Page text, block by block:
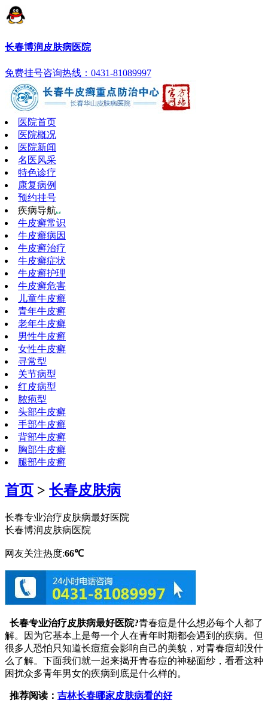
长春博润皮肤病医院
免费挂号咨询热线：0431-81089997
医院首页
医院概况
医院新闻
名医风采
特色诊疗
康复病例
预约挂号
疾病导航
牛皮癣常识
牛皮癣病因
牛皮癣治疗
牛皮癣症状
牛皮癣护理
牛皮癣危害
儿童牛皮癣
青年牛皮癣
老年牛皮癣
男性牛皮癣
女性牛皮癣
寻常型
关节病型
红皮病型
脓疱型
头部牛皮癣
手部牛皮癣
背部牛皮癣
胸部牛皮癣
腿部牛皮癣
首页 > 长春皮肤病
长春专业治疗皮肤病最好医院
长春博润皮肤病医院
网友关注热度:66℃
长春专业治疗皮肤病最好医院?青春痘是什么想必每个人都了
解。因为它基本上是每一个人在青年时期都会遇到的疾病。但
很多人恐怕只知道长痘痘会影响自己的美貌，对青春痘却没什
么了解。下面我们就一起来揭开青春痘的神秘面纱，看看这种
困扰众多青年男女的疾病到底是什么样的。
推荐阅读： 吉林长春哪家皮肤病看的好